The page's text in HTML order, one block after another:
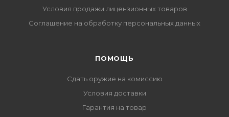
Условия продажи лицензионных товаров
Соглашение на обработку персональных данных
ПОМОЩЬ
Сдать оружие на комиссию
Условия доставки
Гарантия на товар